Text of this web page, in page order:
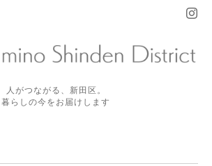
人がつながる、新田区。
暮らしの今をお届けします